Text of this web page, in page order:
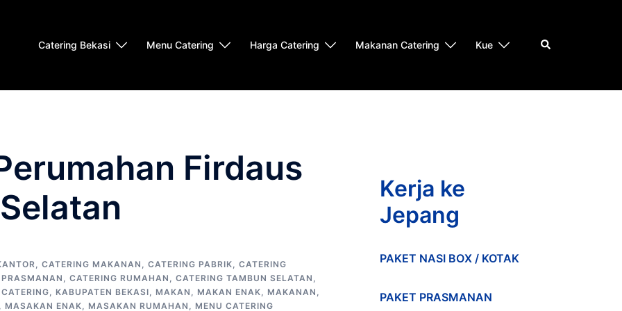
Catering Bekasi Menu Catering Harga Catering Makanan Catering Kue Search
Firdaus
CATERING MAKANAN CATERING PABRIK
CATERING
CATERING RUMAHAN CATERING TAMBUN SELATAN
KABUPATEN BEKASI MAKAN MAKAN ENAK MAKANAN
MASAKAN ENAK MASAKAN RUMAHAN
MENU CATERING
Kerja ke
Jepang
PAKET NASI BOX / KOTAK
PAKET PRASMANAN